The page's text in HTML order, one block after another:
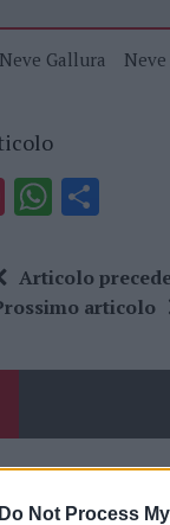
Do Not Process
Neve Gallura
Pi
te
re
W
at
s
p
S
a
re
Articolo
articolo
a San Pasquale